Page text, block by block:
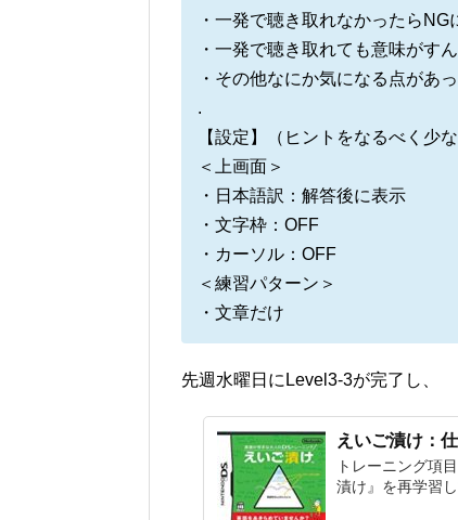
・一発で聴き取れなかったらNG
・一発で聴き取れても意味がす
・その他なにか気になる点があ
.
【設定】（ヒントをなるべく少
＜上画面＞
・日本語訳：解答後に表示
・文字枠：OFF
・カーソル：OFF
＜練習パターン＞
・文章だけ
先週水曜日にLevel3-3が完了し、
えいご漬け：
トレーニング項
漬け』を再学習